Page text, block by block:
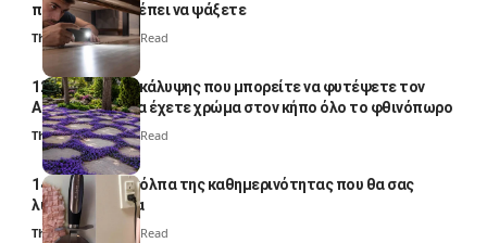
ποια σημεία πρέπει να ψάξετε
Thali Ombre4 Min Read
12 φυτά εδαφοκάλυψης που μπορείτε να φυτέψετε τον
Αύγουστο για να έχετε χρώμα στον κήπο όλο το φθινόπωρο
Thali Ombre7 Min Read
14 πανέξυπνα κόλπα της καθημερινότητας που θα σας
λύσουν τα χέρια
Thali Ombre 6 Min Read